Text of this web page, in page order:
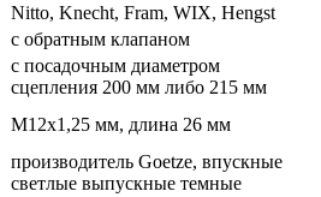
Nitto, Knecht, Fram, WIX, Hengst
с обратным клапаном
с посадочным диаметром
сцепления 200 мм либо 215 мм
М12х1,25 мм, длина 26 мм
производитель Goetze, впускные
светлые выпускные темные